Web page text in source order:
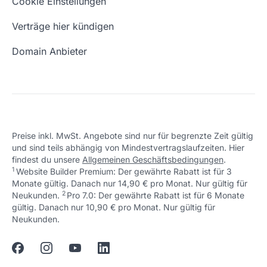
Wie ist meine IP?
Email Adresse erstellen
Verträge hier kündigen
Domain Anbieter
Preise inkl. MwSt. Angebote sind nur für begrenzte Zeit gültig
und sind teils abhängig von Mindestvertragslaufzeiten. Hier
findest du unsere Allgemeinen Geschäftsbedingungen.
1 Website Builder Premium: Der gewährte Rabatt ist für 3
Monate gültig. Danach nur 14,90 € pro Monat. Nur gültig für
Neukunden. ↩ 1
2 Pro 7.0: Der gewährte Rabatt ist für 6 Monate
gültig. Danach nur 10,90 € pro Monat. Nur gültig für
Neukunden.